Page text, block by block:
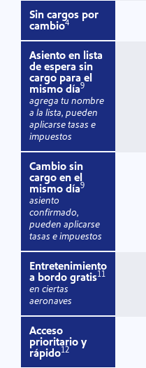
Sin cargos por
cambio4
Asiento en lista
de espera sin
cargo para el
mismo día9
agrega tu nombre
a la lista, pueden
aplicarse tasas e
impuestos
Cambio sin
cargo en el
mismo día9
asiento
confirmado,
pueden aplicarse
tasas e impuestos
Entretenimiento
a bordo gratis11
en ciertas
aeronaves
Acceso
prioritario y
rápido12